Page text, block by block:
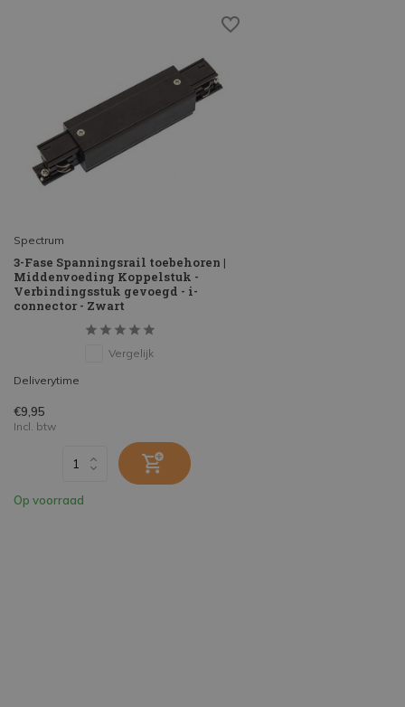
Spectrum
3-Fase Spanningsrail toebehoren |
Middenvoeding Koppelstuk -
Verbindingsstuk gevoegd - i-
connector - Zwart
Vergelijk
Deliverytime
€9,95
Incl. btw
Op voorraad